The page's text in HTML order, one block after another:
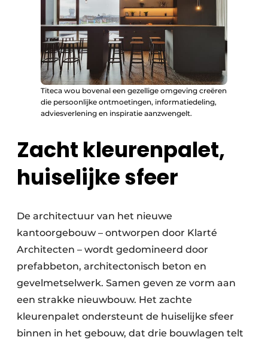
Titeca wou bovenal een gezellige omgeving creëren
die persoonlijke ontmoetingen, informatiedeling,
adviesverlening en inspiratie aanzwengelt.
Zacht kleurenpalet,
huiselijke sfeer
De architectuur van het nieuwe
kantoorgebouw – ontworpen door Klarté
Architecten – wordt gedomineerd door
prefabbeton, architectonisch beton en
gevelmetselwerk. Samen geven ze vorm aan
een strakke nieuwbouw. Het zachte
kleurenpalet ondersteunt de huiselijke sfeer
binnen in het gebouw, dat drie bouwlagen telt